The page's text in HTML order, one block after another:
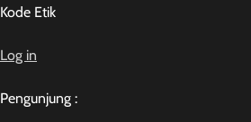
Kode Etik
Log in
Pengunjung :